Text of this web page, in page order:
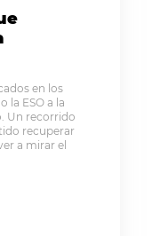
en los
la ESO a la
Un recorrido
recuperar
a mirar el